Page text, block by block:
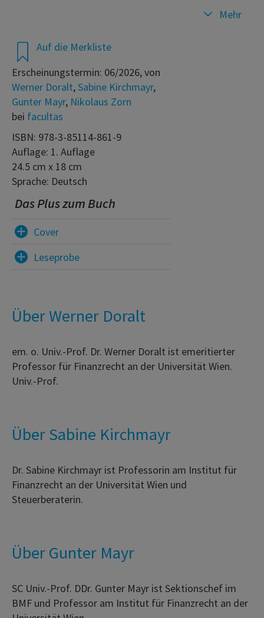
Auf die Merkliste
Erscheinungstermin: 06/2026, von
Werner Doralt,Sabine Kirchmayr,
Gunter Mayr, Nikolaus Zorn
bei facultas
ISBN: 978-3-85114-861-9
Auflage: 1. Auflage
24.5 cm x 18 cm
Sprache: Deutsch
Das Plus zum Buch
Cover
Leseprobe
Mehr
Über Werner Doralt
em. o. Univ.-Prof. Dr. Werner Doralt ist emeritierter
Professor für Finanzrecht an der Universität Wien.
Univ.-Prof.
Über Sabine Kirchmayr
Dr. Sabine Kirchmayr ist Professorin am Institut für
Finanzrecht an der Universität Wien und
Steuerberaterin.
Über Gunter Mayr
SC Univ.-Prof. DDr. Gunter Mayr ist Sektionschef im
BMF und Professor am Institut für Finanzrecht an der